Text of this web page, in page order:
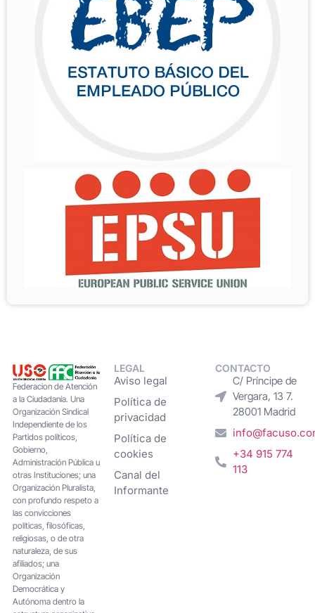
Federacion de Atención
a la Ciudadanía. Una
Organización Sindical
Independiente de los
Partidos políticos,
Gobierno,
Administración Pública u
otras Instituciones; una
Organización Pluralista,
con profundo respeto a
las convicciones
políticas, filosóficas,
religiosas, o de otra
naturaleza, de sus
afiliados; una
Organización
Democrática y
Autónoma dentro la
LEGAL
Aviso legal
Política de
privacidad
Política de
cookies
Canal del
Informante
CONTACTO
C/ Príncipe de
Vergara, 13 7.
28001 Madrid
+34 915 774
113